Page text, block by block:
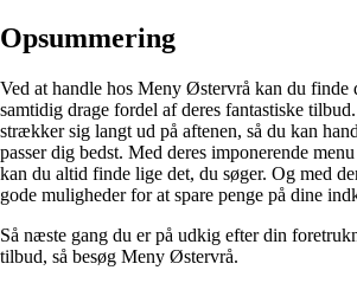
Opsummering
Ved at handle hos Meny Østervrå kan du finde
samtidig drage fordel af deres fantastiske
strækker sig langt ud på aftenen, så du kan
passer dig bedst. Med deres imponerende
kan du altid finde lige det, du søger. Og med
gode muligheder for at spare penge på dine
Så næste gang du er på udkig efter din
tilbud, så besøg Meny Østervrå.